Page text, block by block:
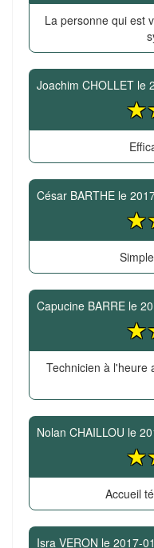
La personne qui est
Joachim CHOLLET le
César BARTHE le
Capucine BARRE le
Technicien à l'heure
Nolan CHAILLOU le
Accueil
Isra VERON le 2017-